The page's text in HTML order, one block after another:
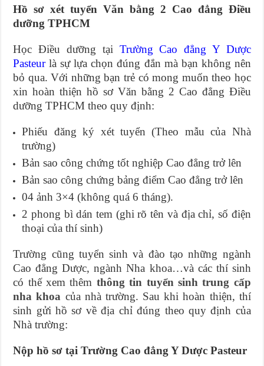
Hồ sơ xét tuyển Văn bằng 2 Cao đẳng Điều
dưỡng TPHCM
Học Điều dưỡng tại Trường Cao đẳng Y Dược
Pasteurlà sự lựa chọn đúng đắn mà bạn không nên
bỏ qua. Với những bạn trẻ có mong muốn theo học
xin hoàn thiện hồ sơ Văn bằng 2 Cao đẳng Điều
dưỡng TPHCM theo quy định:
Phiếu đăng ký xét tuyển (Theo mẫu của Nhà
trường)
Bản sao công chứng tốt nghiệp Cao đẳng trở lên
Bản sao công chứng bảng điểm Cao đẳng trở lên
04 ảnh 3×4 (không quá 6 tháng).
2 phong bì dán tem (ghi rõ tên và địa chỉ, số điện
thoại của thí sinh)
Trường cũng tuyển sinh và đào tạo những ngành
Cao đẳng Dược, ngành Nha khoa…và các thí sinh
có thế xem thêm thông tin tuyển sinh trung cấp
nha khoa của nhà trường. Sau khi hoàn thiện, thí
sinh gửi hồ sơ về địa chỉ đúng theo quy định của
Nhà trường:
Nộp hồ sơ tại Trường Cao đẳng Y Dược Pasteur